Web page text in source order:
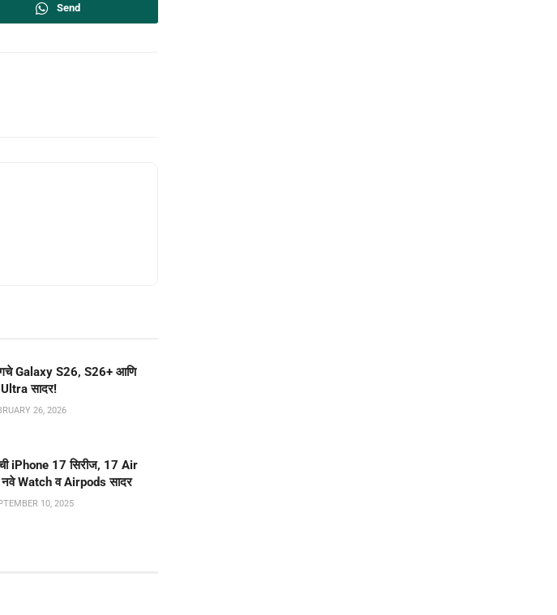
Send
Galaxy S26, S26+ आणि
सादर!
26, 2026
iPhone 17 सिरीज, 17 Air
नवे Watch व Airpods सादर
10, 2025